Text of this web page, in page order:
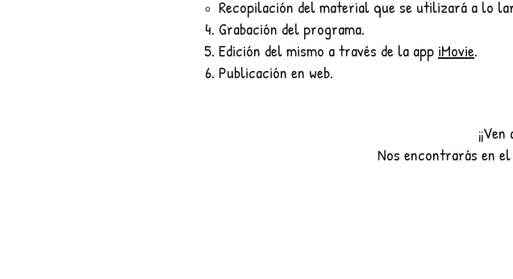
Recopilación del material que se utilizará a lo
Grabación del programa.
Edición del mismo a través de la app iMovie.
Publicación en web.
Nos encontrarás en